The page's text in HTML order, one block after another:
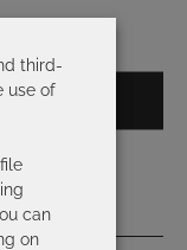
third-
use of
can
on